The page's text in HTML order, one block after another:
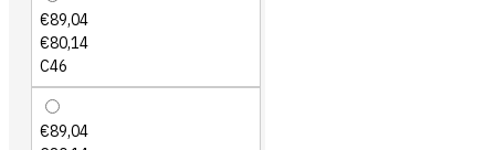
€89,04
€80,14
C46
€89,04